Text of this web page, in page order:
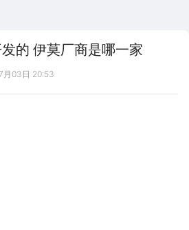
的 伊莫厂商是哪一家
月03日 20:53